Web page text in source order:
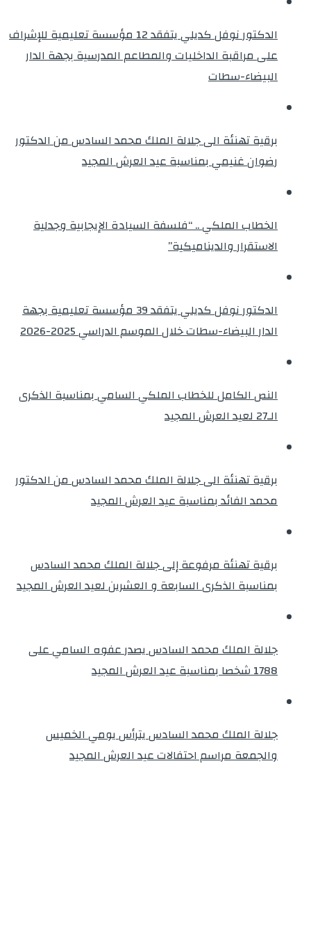
الدكتور نوفل كديلي يتفقد 12 مؤسسة تعليمية للإشراف
على مراقبة الداخليات والمطاعم المدرسية بجهة الدار
البيضاء-سطات
برقية تهنئة الى جلالة الملك محمد السادس من الدكتور
رضوان غنيمي بمناسبة عيد العرش المجيد
الخطاب الملكي .. “فلسفة السيادة الإيجابية وجدلية
الاستقرار والديناميكية”
الدكتور نوفل كديلي يتفقد 39 مؤسسة تعليمية بجهة
الدار البيضاء-سطات خلال الموسم الدراسي 2025-2026
النص الكامل للخطاب الملكي السامي بمناسبة الذكرى
الـ27 لعيد العرش المجيد
برقية تهنئة الى جلالة الملك محمد السادس من الدكتور
محمد الفائد بمناسبة عيد العرش المجيد
برقية تهنئة مرفوعة إلى جلالة الملك محمد السادس
بمناسبة الذكرى السابعة و العشرين لعيد العرش المجيد
جلالة الملك محمد السادس يصدر عفوه السامي على
1788 شخصا بمناسبة عيد العرش المجيد
جلالة الملك محمد السادس يترأس يومي الخميس
والجمعة مراسم احتفالات عيد العرش المجيد